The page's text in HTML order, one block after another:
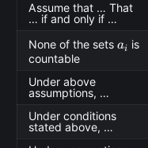
Assume that … That
… if and only if …
None of the setsa_i
ai is
countable
Under above
assumptions, …
Under conditions
stated above, …